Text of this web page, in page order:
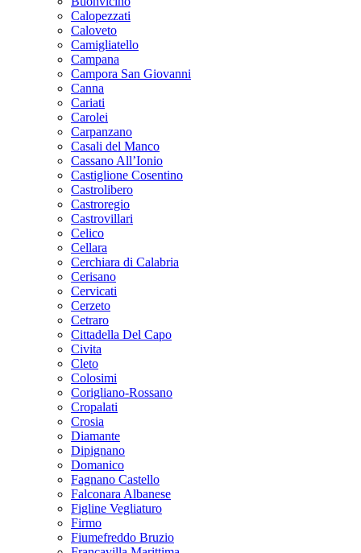
Calopezzati
Caloveto
Camigliatello
Campana
Campora San Giovanni
Canna
Cariati
Carolei
Carpanzano
Casali del Manco
Cassano All’Ionio
Castiglione Cosentino
Castrolibero
Castroregio
Castrovillari
Celico
Cellara
Cerchiara di Calabria
Cerisano
Cervicati
Cerzeto
Cetraro
Cittadella Del Capo
Civita
Cleto
Colosimi
Corigliano-Rossano
Cropalati
Crosia
Diamante
Dipignano
Domanico
Fagnano Castello
Falconara Albanese
Figline Vegliaturo
Firmo
Fiumefreddo Bruzio